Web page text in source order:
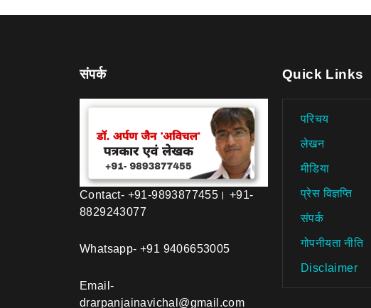
संपर्क
Contact- +91-9893877455। +91-
8829243077
Whatsapp- +91 9406653005
Email-
drarpanjainavichal@gmail.com
Quick Links
परिचय
लेखन
मीडिया
प्रेस विज्ञप्ति
संपर्क
गोपनीयता नीति
Disclaimer